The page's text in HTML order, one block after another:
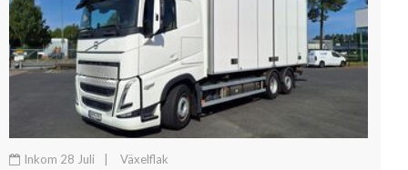
Inkom 28 Juli Växelflak